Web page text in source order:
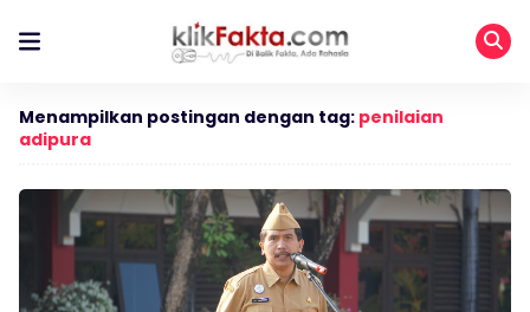
Menampilkan postingan dengan tag: penilaian
adipura